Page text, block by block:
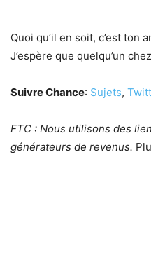
Quoi qu’il en soit, c’est ton
J’espère que quelqu’un
Suivre Chance: Sujets,
FTC : Nous utilisons des
générateurs de revenus.